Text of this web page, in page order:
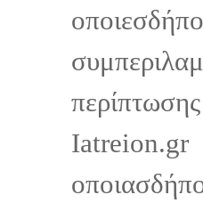
Iatreion.gr